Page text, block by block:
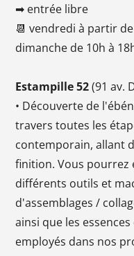
➡ entrée libre
📆 vendredi à partir
dimanche de 10h à
Estampille 52(91 av.
• Découverte de
travers toutes les
contemporain, allant
finition. Vous pourrez
différents outils et
d'assemblages /
ainsi que les
employés dans nos